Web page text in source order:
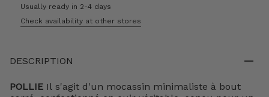
Usually ready in 2-4 days
Check availability at other stores
DESCRIPTION
POLLIE Il s'agit d'un mocassin minimaliste à bout